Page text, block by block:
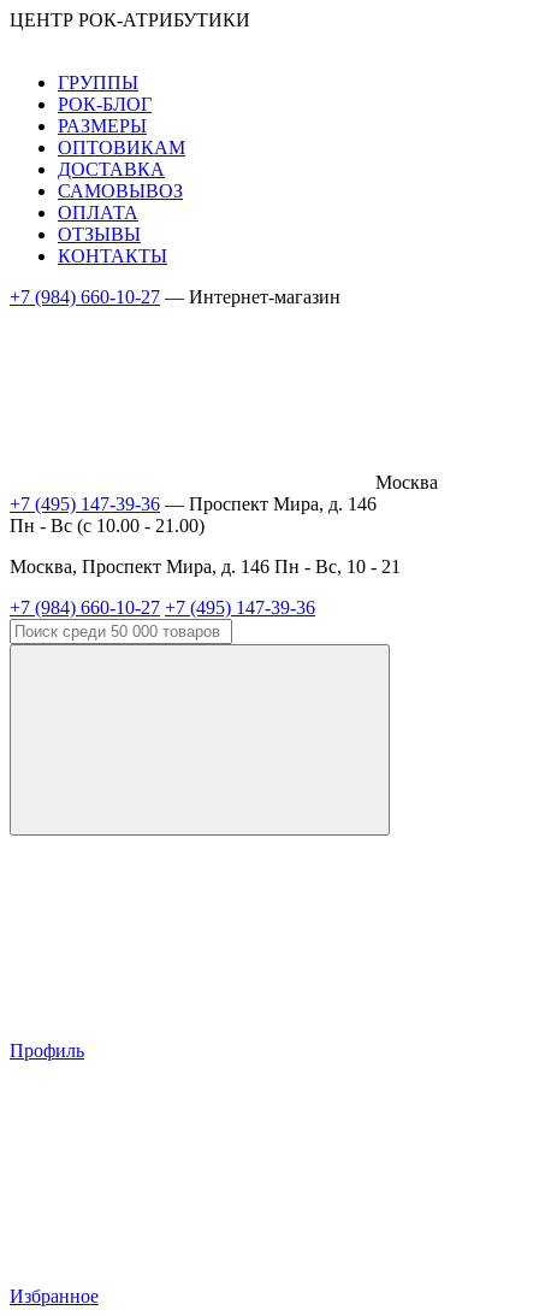
ЦЕНТР РОК-АТРИБУТИКИ
ГРУППЫ
РОК-БЛОГ
РАЗМЕРЫ
ОПТОВИКАМ
ДОСТАВКА
САМОВЫВОЗ
ОПЛАТА
ОТЗЫВЫ
КОНТАКТЫ
+7 (984) 660-10-27 — Интернет-магазин
Москва
+7 (495) 147-39-36 — Проспект Мира, д. 146
Пн - Вс (c 10.00 - 21.00)
Москва, Проспект Мира, д. 146 Пн - Вс, 10 - 21
+7 (984) 660-10-27 +7 (495) 147-39-36
Профиль
Избранное